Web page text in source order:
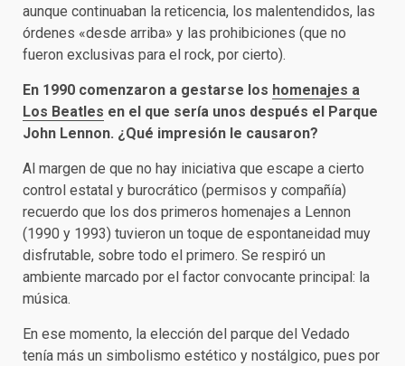
aunque continuaban la reticencia, los malentendidos, las
órdenes «desde arriba» y las prohibiciones (que no
fueron exclusivas para el rock, por cierto).
En 1990 comenzaron a gestarse los homenajes a
Los Beatles en el que sería unos después el Parque
John Lennon. ¿Qué impresión le causaron?
Al margen de que no hay iniciativa que escape a cierto
control estatal y burocrático (permisos y compañía)
recuerdo que los dos primeros homenajes a Lennon
(1990 y 1993) tuvieron un toque de espontaneidad muy
disfrutable, sobre todo el primero. Se respiró un
ambiente marcado por el factor convocante principal: la
música.
En ese momento, la elección del parque del Vedado
tenía más un simbolismo estético y nostálgico, pues por